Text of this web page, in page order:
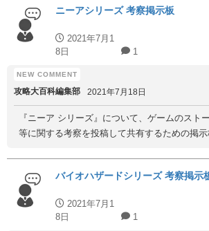
ニーアシリーズ 考察掲示板
2021年7月1
8日
1
攻略大百科編集部 2021年7月18日
『ニーア シリーズ』について、ゲームのスト
等に関する考察を投稿して共有するための掲
バイオハザードシリーズ 考察掲示
2021年7月1
8日
1